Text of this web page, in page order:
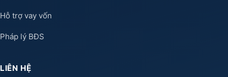
Hỗ trợ vay vốn
Pháp lý BĐS
LIÊN HỆ